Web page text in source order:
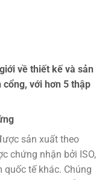
về thiết kế và sản
với hơn 5 thập
sản xuất theo
chứng nhận bởi ISO,
quốc tế khác. Chúng